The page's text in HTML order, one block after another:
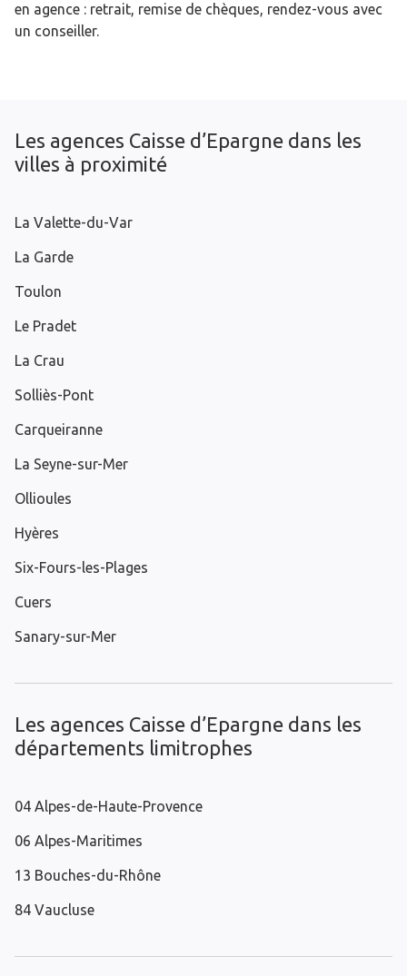
en agence : retrait, remise de chèques, rendez-vous avec
un conseiller.
Les agences Caisse d’Epargne dans les
villes à proximité
La Valette-du-Var
La Garde
Toulon
Le Pradet
La Crau
Solliès-Pont
Carqueiranne
La Seyne-sur-Mer
Ollioules
Hyères
Six-Fours-les-Plages
Cuers
Sanary-sur-Mer
Les agences Caisse d’Epargne dans les
départements limitrophes
04 Alpes-de-Haute-Provence
06 Alpes-Maritimes
13 Bouches-du-Rhône
84 Vaucluse